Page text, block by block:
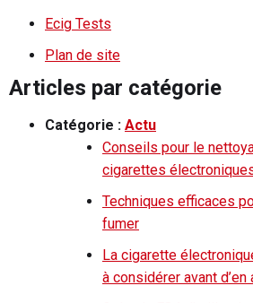
Ecig Tests
Plan de site
Articles par catégorie
Catégorie : Actu
Conseils pour le
cigarettes
Techniques efficaces
fumer
La cigarette
à considérer avant d’en